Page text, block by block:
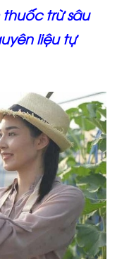
trừ sâu
liệu tự